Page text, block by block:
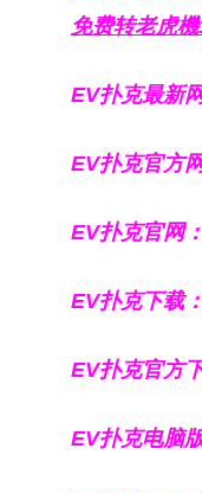
免费转老虎
EV扑克最新
EV扑克官方
EV扑克官网：
EV扑克下载：
EV扑克官方
EV扑克电脑